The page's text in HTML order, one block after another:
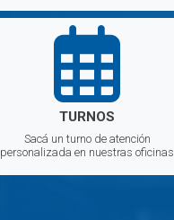
TURNOS
Sacá un turno de atención
personalizada en nuestras oficinas